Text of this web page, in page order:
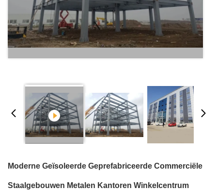
Moderne Geïsoleerde Geprefabriceerde Commerciële
Staalgebouwen Metalen Kantoren Winkelcentrum